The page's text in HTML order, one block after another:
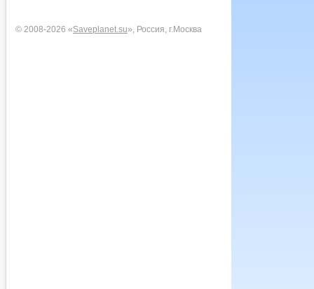
© 2008-2026 «Saveplanet.su», Россия, г.Москва